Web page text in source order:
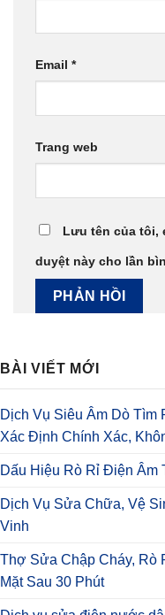
Email *
Trang web
Lưu tên của tôi,
duyệt này cho lần
BÀI VIẾT MỚI
Dịch Vụ Siêu Âm Dò Tìm
Xác Định Chính Xác,
Dấu Hiệu Rò Rỉ Điện Âm
Dịch Vụ Sửa Chữa, Vệ
Vinh
Thợ Sửa Chập Cháy, Rò
Mặt Sau 30 Phút